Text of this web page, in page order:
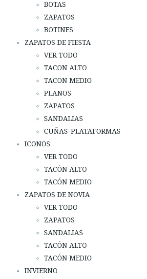
 
ÁREA DE CLIENTES B2B
SECURE WEB SSL CERTIFICATE
BOTAS
ZAPATOS
BOTINES
ZAPATOS DE FIESTA
VER TODO
TACON ALTO
TACON MEDIO
PLANOS
ZAPATOS
SANDALIAS
CUÑAS-PLATAFORMAS
ICONOS
VER TODO
TACÓN ALTO
TACÓN MEDIO
ZAPATOS DE NOVIA
VER TODO
ZAPATOS
SANDALIAS
TACÓN ALTO
TACÓN MEDIO
INVIERNO